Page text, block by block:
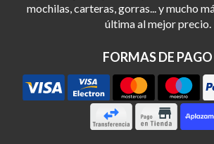
mochilas, carteras, gorras... y mucho
última al mejor precio.
FORMAS DE PAGO